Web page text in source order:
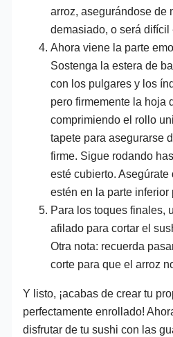
arroz, asegurándose de
demasiado, o será difícil
Ahora viene la parte
Sostenga la estera de
con los pulgares y los
pero firmemente la hoja
comprimiendo el rollo
tapete para asegurarse
firme. Sigue rodando
esté cubierto.
estén en la parte inferior
Para los toques finales,
afilado para cortar el
Otra nota: recuerda
corte para que el arroz
Y listo, ¡acabas de crear tu
perfectamente enrollado!
disfrutar de tu sushi con las